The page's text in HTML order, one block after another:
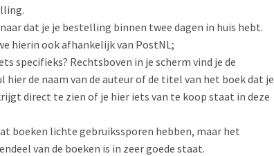
dat je je bestelling binnen twee dagen in huis hebt.
hierin ook afhankelijk van PostNL;
specifieks? Rechtsboven in je scherm vind je de
hier de naam van de auteur of de titel van het boek dat je
direct te zien of je hier iets van te koop staat in deze
boeken lichte gebruikssporen hebben, maar het
van de boeken is in zeer goede staat.